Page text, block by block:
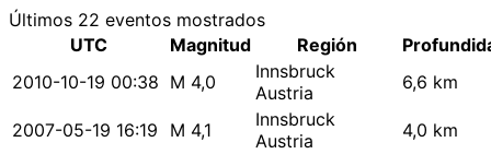
Últimos 22 eventos mostrados
UTC
Magnitud Región
2010-10-19 00:38 M 4,0
Innsbruck
Austria
6,6 km
2007-05-19 16:19 M 4,1
Innsbruck
Austria
4,0 km